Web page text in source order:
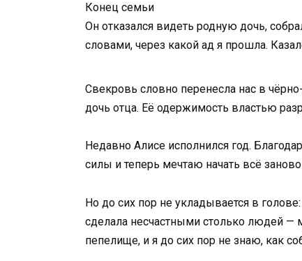
Конец семьи
Он отказался видеть родную дочь,
словами, через какой ад я прошла.
Свекровь словно перенесла нас в
дочь отца. Её одержимость властью
Недавно Алисе исполнился год.
силы и теперь мечтаю начать всё
Но до сих пор не укладывается в
сделала несчастными столько людей —
пепелище, и я до сих пор не знаю, как